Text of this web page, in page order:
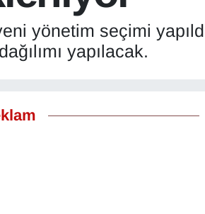
yönetim seçimi
yapılacak.